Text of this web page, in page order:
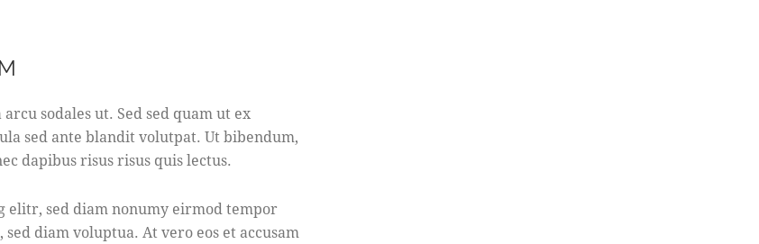
sodales ut. Sed sed quam ut ex
sed ante blandit volutpat. Ut bibendum,
dapibus risus risus quis lectus.
elitr, sed diam nonumy eirmod tempor
diam voluptua. At vero eos et accusam